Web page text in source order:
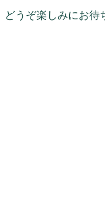
うぞ楽しみにお待